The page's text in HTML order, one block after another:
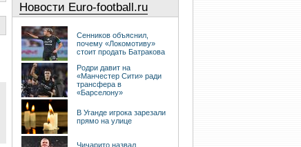
Новости Euro-football.ru
Сенников объяснил,
почему «Локомотиву»
стоит продать Батракова
Родри давит на
«Манчестер Сити» ради
трансфера в
«Барселону»
В Уганде игрока зарезали
прямо на улице
Чичарито назвал